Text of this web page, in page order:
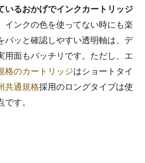
いるおかげでインクカートリッジ
インクの色を使ってない時にも楽
パッと確認しやすい透明軸は、デ
用面もバッチリです。ただし、エ
格のカートリッジはショートタイ
共通規格採用のロングタイプは使
す。